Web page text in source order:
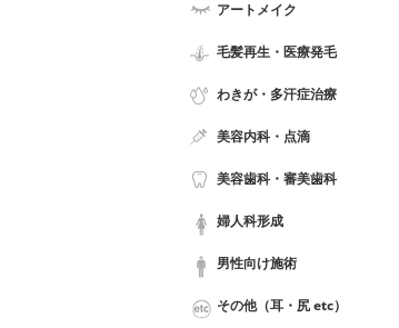
アートメイク
毛髪再生・医療発毛
わきが・多汗症治療
美容内科・点滴
美容歯科・審美歯科
婦人科形成
男性向け施術
その他（耳・尻 etc）